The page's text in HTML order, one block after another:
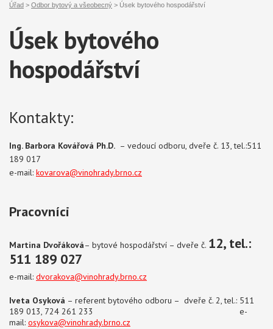
Úřad > Odbor bytový a všeobecný > Úsek bytového hospodářství
Úsek bytového
hospodářství
Kontakty:
Ing. Barbora Kovářová Ph.D. – vedoucí odboru, dveře č. 13, tel.:511
189 017
e-mail: kovarova@vinohrady.brno.cz
Pracovníci
Martina Dvořáková– bytové hospodářství – dveře č. 12, tel.:
511 189 027
e-mail: dvorakova@vinohrady.brno.cz
Iveta Osyková – referent bytového odboru – dveře č. 2, tel.: 511
189 013, 724 261 233 e-
mail: osykova@vinohrady.brno.cz